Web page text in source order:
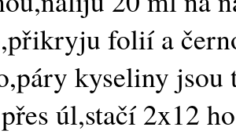
folií a
kyseliny jsou
úl,stačí 2x12